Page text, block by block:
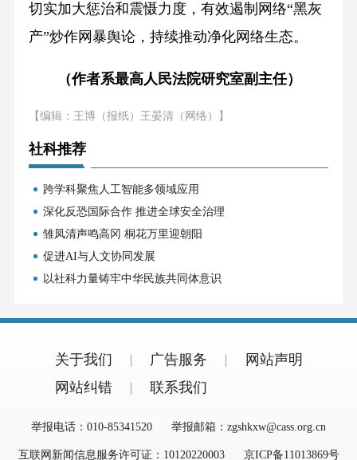
切实加大惩治和震慑力度，有效遏制网络“黑灰
产”炒作网暴舆论，持续推动净化网络生态。
（作者系最高人民法院研究室副主任）
【编辑：王博（报纸）王晏清（网络）】
社科推荐
跨学科聚焦人工智能多领域应用
深化反恐国际合作 推进全球安全治理
雏凤清声鸣高冈 桐花万里迎朝阳
促进AI与人文协同发展
以社科力量铸牢中华民族共同体意识
关于我们 广告服务
网站声明
网站纠错
联系我们
举报电话：010-85341520 举报邮箱：zgshkxw@cass.org.cn
互联网新闻信息服务许可证：10120220003 京ICP备11013869号